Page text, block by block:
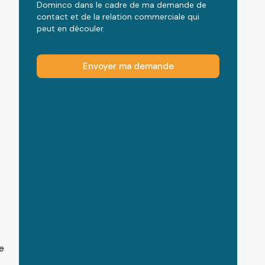
Dominco dans le cadre de ma demande de
contact et de la relation commerciale qui
peut en découler.
Envoyer ma demande